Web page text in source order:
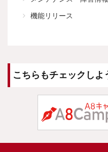
機能リリース
こちらもチェックしよ